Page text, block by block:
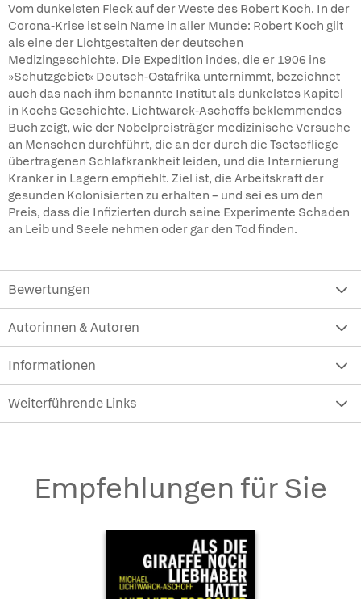
Vom dunkelsten Fleck auf der Weste des Robert Koch. In der
Corona-Krise ist sein Name in aller Munde: Robert Koch gilt
als eine der Lichtgestalten der deutschen
Medizingeschichte. Die Expedition indes, die er 1906 ins
»Schutzgebiet« Deutsch-Ostafrika unternimmt, bezeichnet
auch das nach ihm benannte Institut als dunkelstes Kapitel
in Kochs Geschichte. Lichtwarck-Aschoffs beklemmendes
Buch zeigt, wie der Nobelpreisträger medizinische Versuche
an Menschen durchführt, die an der durch die Tsetsefliege
übertragenen Schlafkrankheit leiden, und die Internierung
Kranker in Lagern empfiehlt. Ziel ist, die Arbeitskraft der
gesunden Kolonisierten zu erhalten – und sei es um den
Preis, dass die Infizierten durch seine Experimente Schaden
an Leib und Seele nehmen oder gar den Tod finden.
Bewertungen
Autorinnen & Autoren
Informationen
Weiterführende Links
Empfehlungen für Sie